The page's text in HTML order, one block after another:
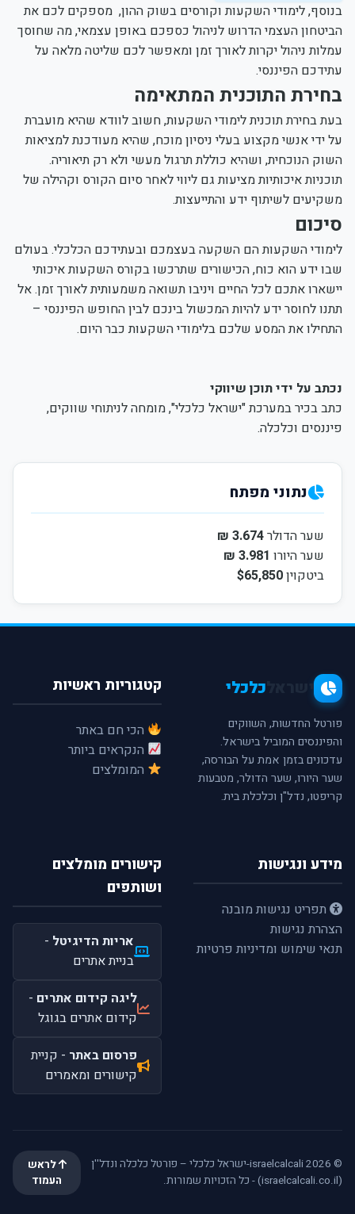
בנוסף, לימודי השקעות וקורסים בשוק ההון, מספקים לכם את
הביטחון העצמי הדרוש לניהול כספכם באופן עצמאי, מה שחוסך
עמלות ניהול יקרות לאורך זמן ומאפשר לכם שליטה מלאה על
עתידכם הפיננסי.
בחירת התוכנית המתאימה
בעת בחירת תוכנית לימודי השקעות, חשוב לוודא שהיא מועברת
על ידי אנשי מקצוע בעלי ניסיון מוכח, שהיא מעודכנת למציאות
השוק הנוכחית, ושהיא כוללת תרגול מעשי ולא רק תיאוריה.
תוכניות איכותיות מציעות גם ליווי לאחר סיום הקורס וקהילה של
משקיעים לשיתוף ידע והתייעצות.
סיכום
לימודי השקעות הם השקעה בעצמכם ובעתידכם הכלכלי. בעולם
שבו ידע הוא כוח, הכישורים שתרכשו בקורס השקעות איכותי
יישארו אתכם לכל החיים ויניבו תשואה משמעותית לאורך זמן. אל
תתנו לחוסר ידע להיות המכשול בינכם לבין החופש הפיננסי –
התחילו את המסע שלכם בלימודי השקעות כבר היום.
נכתב על ידי תוכן שיווקי
כתב בכיר במערכת "ישראל כלכלי", מומחה לניתוחי שווקים,
פיננסים וכלכלה.
נתוני מפתח
שער הדולר3.674 ₪
שער היורו 3.981 ₪
ביטקוין$65,850
כלכלי
פורטל החדשות, השווקים
והפיננסים המוביל בישראל.
עדכונים בזמן אמת על הבורסה,
שער היורו, שער הדולר, מטבעות
קריפטו, נדל"ן וכלכלת בית.
קטגוריות ראשיות
הכי חם באתר
הנקראים ביותר
המומלצים
מידע ונגישות
תפריט נגישות מובנה
הצהרת נגישות
תנאי שימוש ומדיניות פרטיות
קישורים מומלצים
ושותפים
אריות הדיגיטל -
בניית אתרים
ליגה קידום אתרים -
קידום אתרים בגוגל
פרסום באתר - קניית
קישורים ומאמרים
© 2026 israelcalcali-ישראל כלכלי – פורטל כלכלה ונדל''ן
(israelcalcali.co.il) - כל הזכויות שמורות.
לראש
העמוד